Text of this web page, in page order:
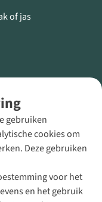
gebruiken
cookies om
Deze gebruiken
voor het
en het gebruik
of jas